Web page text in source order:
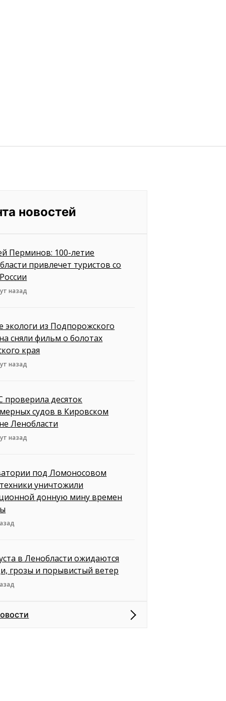
новостей
Перминов: 100-летие
привлечет туристов со
назад
из Подпорожского
сняли фильм о болотах
края
назад
десяток
судов в Кировском
Ленобласти
назад
под Ломоносовом
уничтожили
донную мину времен
в Ленобласти ожидаются
грозы и порывистый ветер